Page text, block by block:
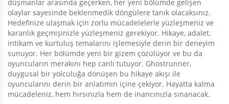
düşmanlar arasında geçerken, her yeni bölümde gelişen
olaylar sayesinde beklenmedik döngülere tanık olacaksınız.
Hedefinize ulaşmak için zorlu mücadelelerle yüzleşmeniz ve
karanlık geçmişinizle yüzleşmeniz gerekiyor. Hikaye, adalet,
intikam ve kurtuluş temalarını işlemesiyle derin bir deneyim
sunuyor. Her bölümde yeni bir gizem çözülüyor ve bu da
oyuncuların merakını hep canlı tutuyor. Ghostrunner,
duygusal bir yolculuğa dönüşen bu hikaye akışı ile
oyuncularını derin bir anlatımın içine çekiyor. Hayatta kalma
mücadeleniz, hem hırsınızla hem de inancınızla sınanacak.